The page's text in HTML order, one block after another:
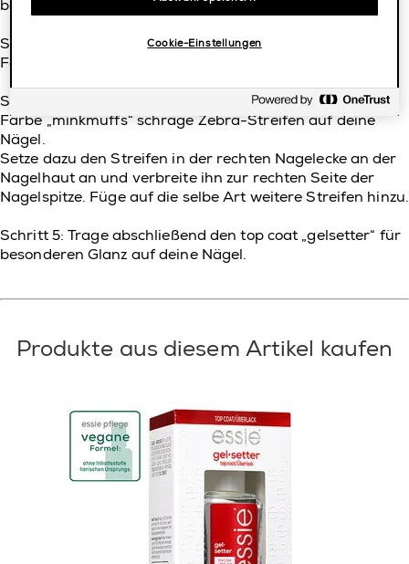
besonders
starke Nägel.
Schritt 3: Trage nun wie gewohnt zwei Schichten der
Farbe „
Schritt 4: Male nun mit einem sehr feinen Pinsel und der
Farbe „minkmuffs“ schräge Zebra-Streifen auf deine
Nägel.
Setze dazu den Streifen in der rechten Nagelecke an der
Nagelhaut an und verbreite ihn zur rechten Seite der
Nagelspitze. Füge auf die selbe Art weitere Streifen hinzu.
Schritt5: Trage abschließend den topcoat „gelsetter“ für
besonderen Glanz auf deine Nägel.
Produkte aus diesem Artikel kaufen
Cookie-Einstellungen